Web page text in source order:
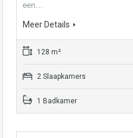
een…
Meer Details
128 m²
2 Slaapkamers
1 Badkamer